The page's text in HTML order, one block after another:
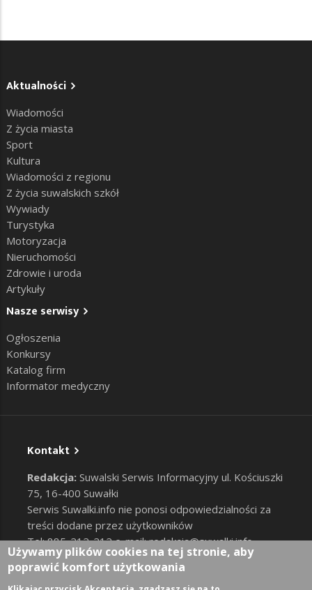
Aktualności
Wiadomości
Z życia miasta
Sport
Kultura
Wiadomości z regionu
Z życia suwalskich szkół
Wywiady
Turystyka
Motoryzacja
Nieruchomości
Zdrowie i uroda
Artykuły
Nasze serwisy
Ogłoszenia
Konkursy
Katalog firm
Informator medyczny
Kontakt
Redakcja: Suwalski Serwis Informacyjny ul. Kościuszki
75, 16-400 Suwałki
Serwis Suwalki.info nie ponosi odpowiedzialności za
treści dodane przez użytkowników
Tel: 885-212-212 e-mail:redakcja@suwalki.info,
reklama@suwalki.info
RODO |Cookies
Używamy plików cookies na tej stronie, aby
poprawić komfort użytkowania